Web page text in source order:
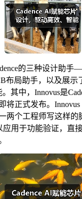
的三种设计助手
布局助手，以及展示
其中，Innovus是
将正式发布。
两个工程师写这样的
应用于功能验证，直